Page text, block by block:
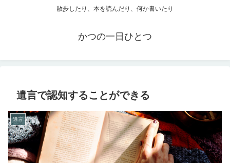
散歩したり、本を読んだり、何か書いたり
かつの一日ひとつ
遺言で認知することができる
遺言